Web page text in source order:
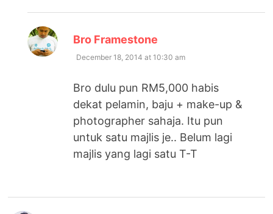
Bro Framestone
December 18, 2014 at 10:30 am
Bro dulu pun RM5,000 habis
dekat pelamin, baju + make-up &
photographer sahaja. Itu pun
untuk satu majlis je.. Belum lagi
majlis yang lagi satu T-T